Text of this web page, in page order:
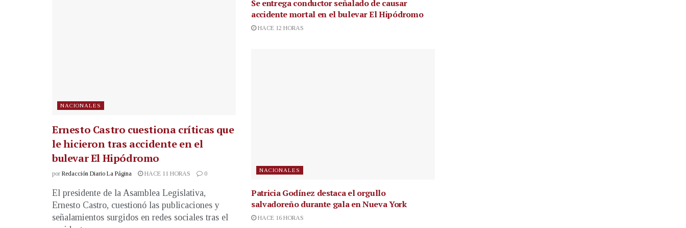
NACIONALES
Ernesto Castro cuestiona críticas que
le hicieron tras accidente en el
bulevar El Hipódromo
por Redacción Diario La Página HACE 11 HORAS 0
El presidente de la Asamblea Legislativa,
Ernesto Castro, cuestionó las publicaciones y
señalamientos surgidos en redes sociales tras el
Se entrega conductor señalado de causar
accidente mortal en el bulevar El Hipódromo
HACE 12 HORAS
NACIONALES
Patricia Godínez destaca el orgullo
salvadoreño durante gala en Nueva York
HACE 16 HORAS